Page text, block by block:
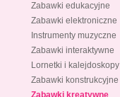
Zabawki edukacyjne
Zabawki elektroniczne
Instrumenty muzyczne
Zabawki interaktywne
Lornetki i kalejdoskopy
Zabawki konstrukcyjne
Zabawki kreatywne